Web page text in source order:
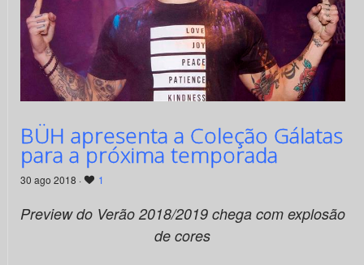
BÜH apresenta a Coleção Gálatas
para a próxima temporada
30 ago 2018 · 1
Preview do Verão 2018/2019 chega com explosão
de cores